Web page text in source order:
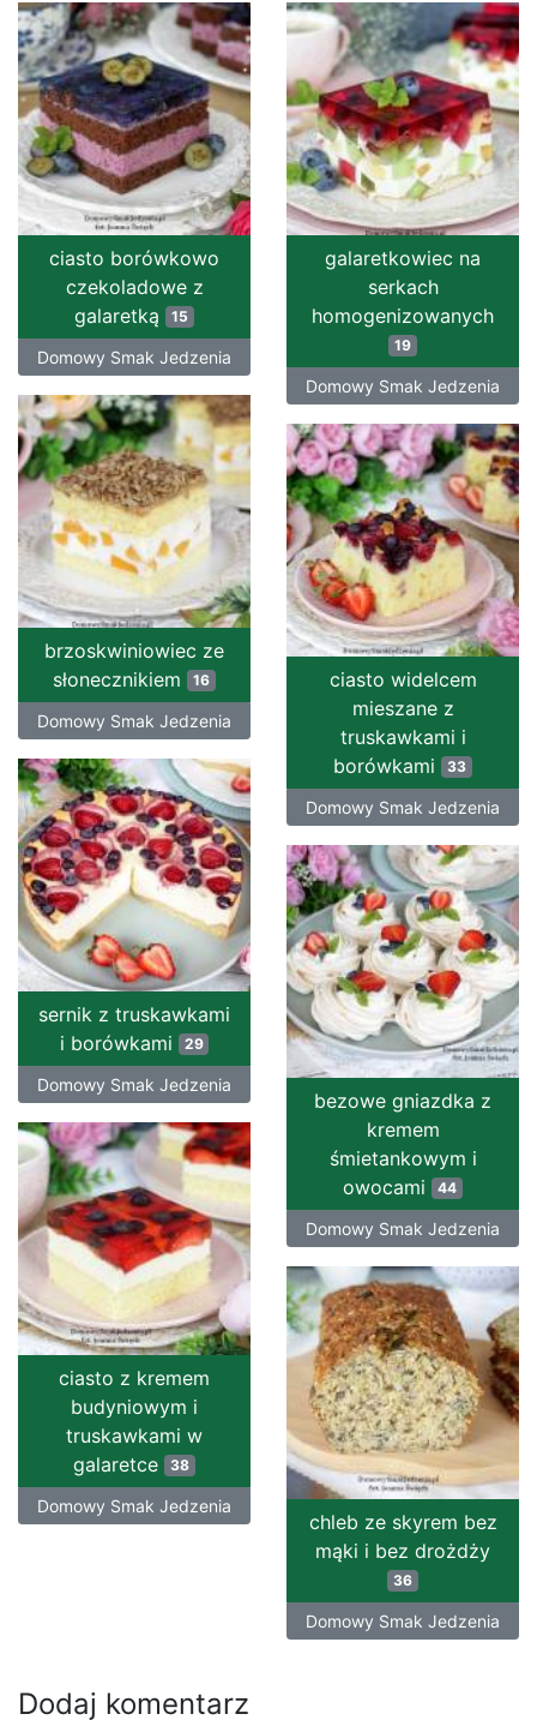
ciasto borówkowo
czekoladowe z
galaretką 15
Domowy Smak Jedzenia
galaretkowiec na
serkach
homogenizowanych
19
Domowy Smak Jedzenia
brzoskwiniowiec ze
słonecznikiem 16
Domowy Smak Jedzenia
ciasto widelcem
mieszane z
truskawkami i
borówkami 33
Domowy Smak Jedzenia
sernik z truskawkami
i borówkami
29
Domowy Smak Jedzenia
bezowe gniazdka z
kremem
śmietankowym i
owocami 44
Domowy Smak Jedzenia
ciasto z kremem
budyniowym i
truskawkami w
galaretce 38
Domowy Smak Jedzenia
chleb ze skyrem bez
mąki i bez drożdży
36
Domowy Smak Jedzenia
Dodaj komentarz